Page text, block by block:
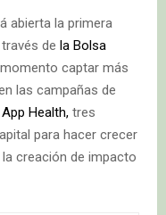
abierta la primera
de la Bolsa
captar más
las campañas de
Health, tres
para hacer crecer
creación de impacto